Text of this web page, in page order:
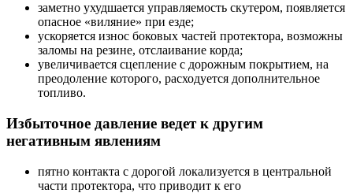
заметно ухудшается управляемость скутером, появляется
опасное «виляние» при езде;
ускоряется износ боковых частей протектора, возможны
заломы на резине, отслаивание корда;
увеличивается сцепление с дорожным покрытием, на
преодоление которого, расходуется дополнительное
топливо.
Избыточное давление ведет к другим
негативным явлениям
пятно контакта с дорогой локализуется в центральной
части протектора, что приводит к его